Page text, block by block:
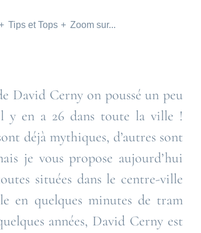
Tips et Tops Zoom sur...
David Cerny on poussé un peu
y en a 26 dans toute la ville !
déjà mythiques, d’autres sont
je vous propose aujourd’hui
situées dans le centre-ville
en quelques minutes de tram
années, David Cerny est